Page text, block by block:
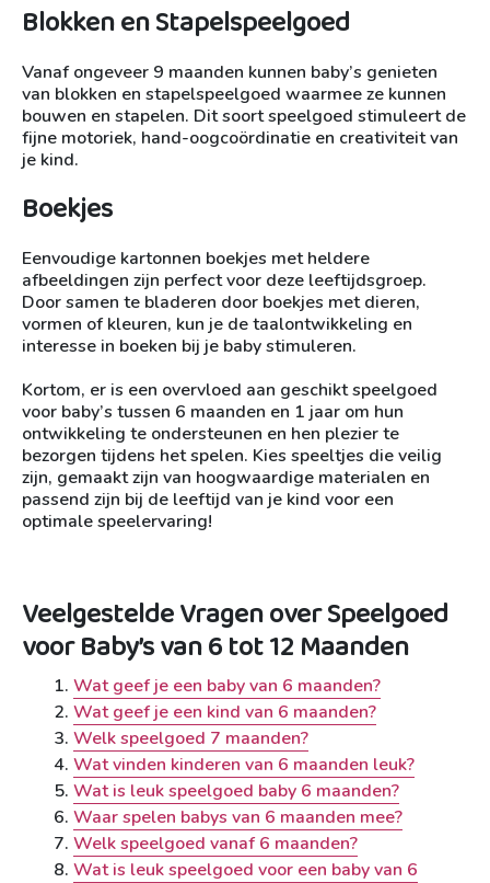
Blokken en Stapelspeelgoed
Vanaf ongeveer 9 maanden kunnen baby’s genieten
van blokken en stapelspeelgoed waarmee ze kunnen
bouwen en stapelen. Dit soort speelgoed stimuleert de
fijne motoriek, hand-oogcoördinatie en creativiteit van
je kind.
Boekjes
Eenvoudige kartonnen boekjes met heldere
afbeeldingen zijn perfect voor deze leeftijdsgroep.
Door samen te bladeren door boekjes met dieren,
vormen of kleuren, kun je de taalontwikkeling en
interesse in boeken bij je baby stimuleren.
Kortom, er is een overvloed aan geschikt speelgoed
voor baby’s tussen 6 maanden en 1 jaar om hun
ontwikkeling te ondersteunen en hen plezier te
bezorgen tijdens het spelen. Kies speeltjes die veilig
zijn, gemaakt zijn van hoogwaardige materialen en
passend zijn bij de leeftijd van je kind voor een
optimale speelervaring!
Veelgestelde Vragen over Speelgoed
voor Baby’s van 6 tot 12 Maanden
Wat geef je een baby van 6 maanden?
Wat geef je een kind van 6 maanden?
Welk speelgoed 7 maanden?
Wat vinden kinderen van 6 maanden leuk?
Wat is leuk speelgoed baby 6 maanden?
Waar spelen babys van 6 maanden mee?
Welk speelgoed vanaf 6 maanden?
Wat is leuk speelgoed voor een baby van 6